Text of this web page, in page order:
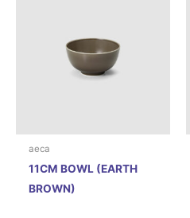
aeca
11CM BOWL (EARTH
BROWN)